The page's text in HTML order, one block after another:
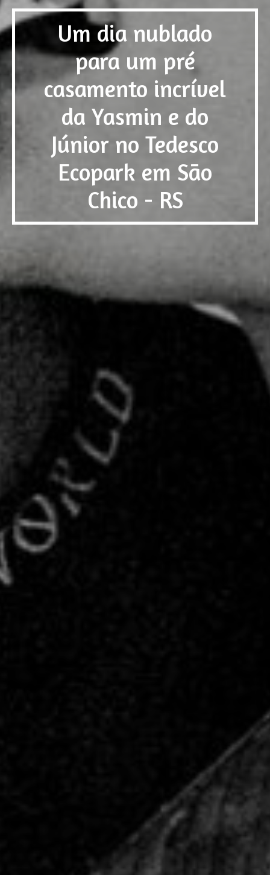
Um dia nublado
para um pré
casamento incrível
da Yasmin e do
Júnior no Tedesco
Ecopark em São
Chico - RS